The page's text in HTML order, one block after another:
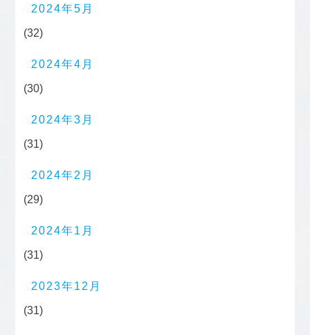
2024年5月
(32)
2024年4月
(30)
2024年3月
(31)
2024年2月
(29)
2024年1月
(31)
2023年12月
(31)